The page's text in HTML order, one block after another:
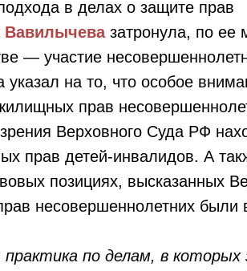
в делах о защите прав
Вавилычевазатронула, по ее
— участие
на то, что особое
прав
Верховного Суда РФ
прав детей-инвалидов. А
позициях, высказанных
несовершеннолетних были
по делам, в